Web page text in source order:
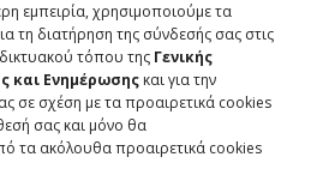
εμπειρία, χρησιμοποιούμε τα
τη διατήρηση της σύνδεσής σας στις
τόπου της Γενικής
και Ενημέρωσης και για την
σε σχέση με τα προαιρετικά cookies
σας και μόνο θα
τα ακόλουθα προαιρετικά cookies